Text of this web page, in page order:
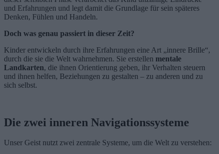
und Erfahrungen und legt damit die Grundlage für sein späteres
Denken, Fühlen und Handeln.
Doch was genau passiert in dieser Zeit?
Kinder entwickeln durch ihre Erfahrungen eine Art „innere Brille“,
durch die sie die Welt wahrnehmen. Sie erstellen mentale
Landkarten, die ihnen Orientierung geben, ihr Verhalten steuern
und ihnen helfen, Beziehungen zu gestalten – zu anderen und zu
sich selbst.
Die zwei inneren Navigationssysteme
Unser Geist nutzt zwei zentrale Systeme, um die Welt zu verstehen: